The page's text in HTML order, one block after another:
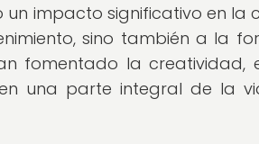
impacto significativo en la
sino también a la
fomentado la creatividad,
una parte integral de la